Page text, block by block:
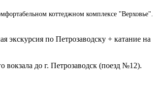
коттеджном комплексе "Верховье".
экскурсия по Петрозаводску + катание на
вокзала до г. Петрозаводск (поезд №12).